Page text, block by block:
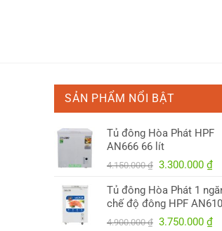
SẢN PHẨM NỔI BẬT
Tủ đông Hòa Phát HPF
AN666 66 lít
4.150.000₫ Giá
là:
4.150.000 ₫.
3.300.000 ₫Giá
là:
Tủ đông Hòa Phát 1
chế độ đông HPF
4.900.000₫ Giá
3.750.000 ₫Giá